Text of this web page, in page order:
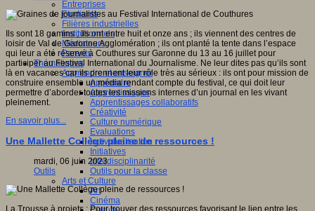
Entreprises
Etudiants
Filières industrielles
Institutionnels
Médiateurs
Parents
Thématiques
Apprendre et enseigner
Apprendre
Apprentissages
Apprentissages collaboratifs
Créativité
Culture numérique
Evaluations
Individualisation
Initiatives
Interdisciplinarité
Outils pour la classe
Arts et Culture
Art
Cinéma
Ils sont 18 gamins ; Ils ont entre huit et onze ans ; ils viennent des centres de
loisir de Val de Garonne Agglomération ; ils ont planté la tente dans l’espace
qui leur a été réservé à Couthures sur Garonne du 13 au 16 juillet pour
participer au Festival International du Journalisme. Ne leur dites pas qu’ils sont
là en vacances car ils prennent leur rôle très au sérieux : ils ont pour mission de
construire ensemble un média rendant compte du festival, ce qui doit leur
permettre d’aborder toutes les missions internes d’un journal en les vivant
pleinement.
En savoir plus...
Une Mallette Collège pleine de ressources !
mardi, 06 juin 2023
Outils
La Trousse à projets : Pour trouver des ressources favorisant le lien entre les